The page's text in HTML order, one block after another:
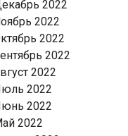
2022
2022
2022
2022
2022
2022
2022
2022